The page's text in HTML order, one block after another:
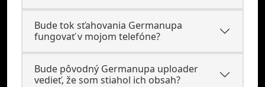
Bude tok sťahovania Germanupa
fungovať v mojom telefóne?
Bude pôvodný Germanupa uploader
vedieť, že som stiahol ich obsah?